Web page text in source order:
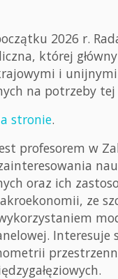
2026 r.
której
i
na potrzeby
stronie.
profesorem w
zainteresowania
oraz ich
ze